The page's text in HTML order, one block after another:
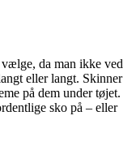
da man ikke ved
eller langt. Skinner
på dem under tøjet.
sko på – eller